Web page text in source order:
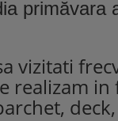
primăvara
vizitati
realizam